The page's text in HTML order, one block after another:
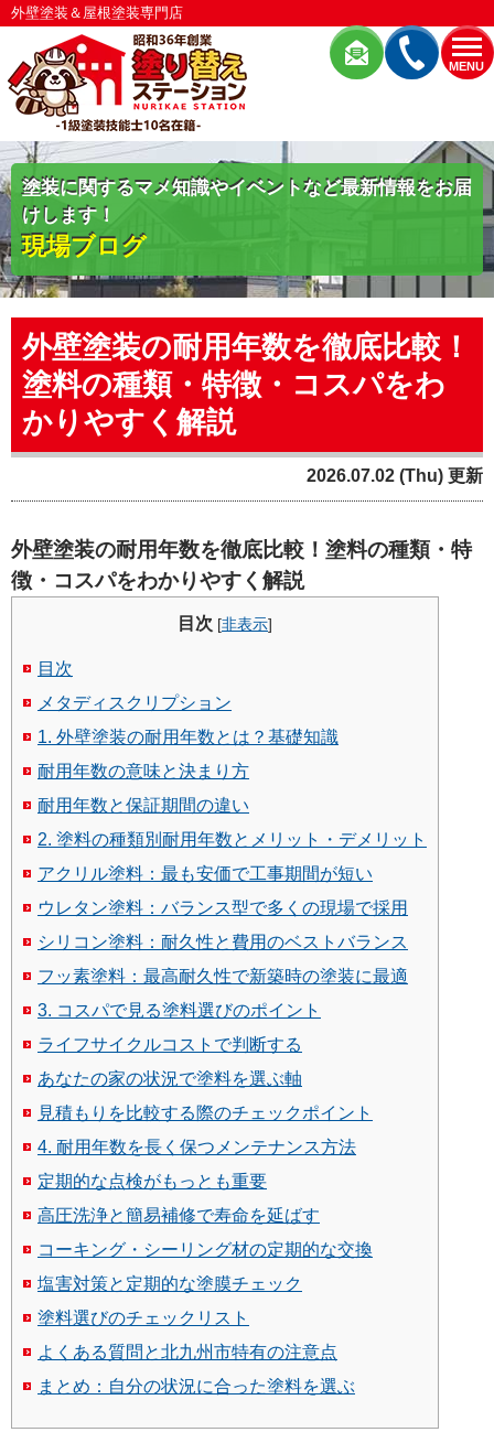
MENU
外壁塗装＆屋根塗装専門店
塗装に関するマメ知識やイベントなど最新情報をお届
けします！
現場ブログ
外壁塗装の耐用年数を徹底比較！
塗料の種類・特徴・コスパをわ
かりやすく解説
2026.07.02 (Thu) 更新
外壁塗装の耐用年数を徹底比較！塗料の種類・特
徴・コスパをわかりやすく解説
目次 [非表示]
目次
メタディスクリプション
1. 外壁塗装の耐用年数とは？基礎知識
耐用年数の意味と決まり方
耐用年数と保証期間の違い
2. 塗料の種類別耐用年数とメリット・デメリット
アクリル塗料：最も安価で工事期間が短い
ウレタン塗料：バランス型で多くの現場で採用
シリコン塗料：耐久性と費用のベストバランス
フッ素塗料：最高耐久性で新築時の塗装に最適
3. コスパで見る塗料選びのポイント
ライフサイクルコストで判断する
あなたの家の状況で塗料を選ぶ軸
見積もりを比較する際のチェックポイント
4. 耐用年数を長く保つメンテナンス方法
定期的な点検がもっとも重要
高圧洗浄と簡易補修で寿命を延ばす
コーキング・シーリング材の定期的な交換
塩害対策と定期的な塗膜チェック
塗料選びのチェックリスト
よくある質問と北九州市特有の注意点
まとめ：自分の状況に合った塗料を選ぶ